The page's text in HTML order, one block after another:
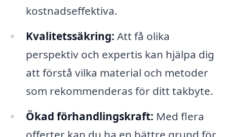
kostnadseffektiva.
Kvalitetssäkring: Att få olika
perspektiv och expertis kan hjälpa dig
att förstå vilka material och metoder
som rekommenderas för ditt takbyte.
Ökad förhandlingskraft: Med flera